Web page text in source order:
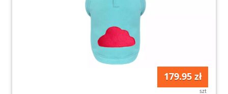
179.95 zł
szt